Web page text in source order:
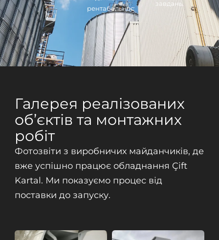
рентабельності.
завдань.
Галерея реалізованих
об’єктів та монтажних
робіт
Фотозвіти з виробничих майданчиків, де
вже успішно працює обладнання Çift
Kartal. Ми показуємо процес від
поставки до запуску.